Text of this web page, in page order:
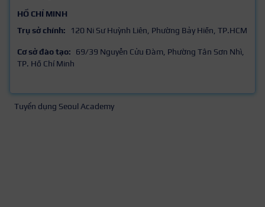
HỒ CHÍ MINH
Trụ sở chính:
120 Ni Sư Huỳnh Liên, Phường Bảy Hiền, TP.HCM
Cơ sở đào tạo:
69/39 Nguyễn Cửu Đàm, Phường Tân Sơn Nhì,
TP. Hồ Chí Minh
Tuyển dụng Seoul Academy